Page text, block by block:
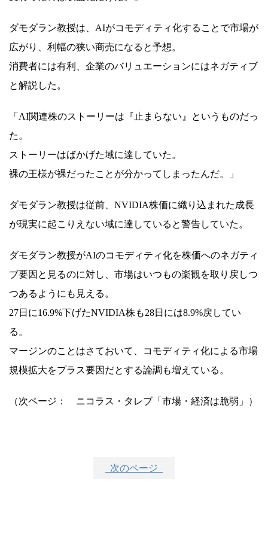
ダモダラン教授は、AIがコモディティ化することで市場が
広がり、利幅の狭い商売になると予想。
消費者には有利、企業のバリュエーションにはネガティブ
と解説した。
「AI関連株のストーリーは『止まらない』というものだっ
た。
ストーリーはばかげた域に達していた。
裸の王様が裸だったことが分かってしまったんだ。」
ダモダラン教授は従前、NVIDIA株価に織り込まれた成長
が現実に起こりえない域に達していると警告していた。
ダモダラン教授がAIのコモディティ化を株価へのネガティ
ブ要因と見るのに対し、市場はいつもの楽観を取り戻しつ
つあるようにも見える。
27日に16.9%下げたNVIDIA株も28日には8.9%戻してい
る。
マージンのことはさておいて、コモディティ化による市場
規模拡大をプラス要因だとする論調も増えている。
（次ページ： ニコラス・タレブ「市場・経済は脆弱」）
次のページ